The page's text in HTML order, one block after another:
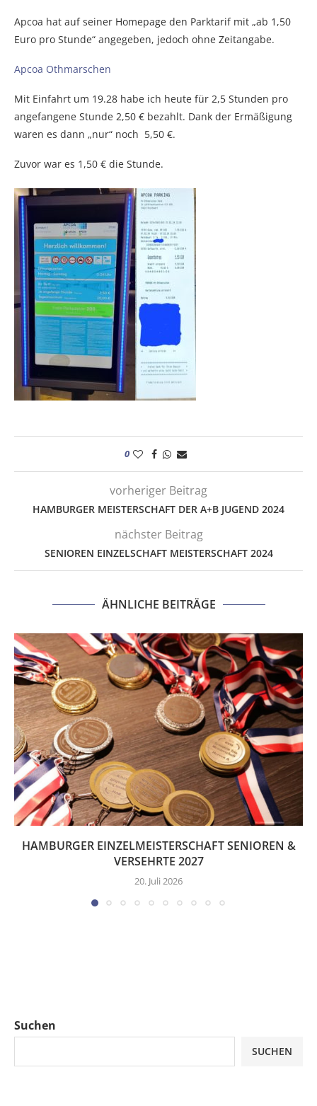
Apcoa hat auf seiner Homepage den Parktarif mit „ab 1,50
Euro pro Stunde“ angegeben, jedoch ohne Zeitangabe.
Apcoa Othmarschen
Mit Einfahrt um 19.28 habe ich heute für 2,5 Stunden pro
angefangene Stunde 2,50 € bezahlt. Dank der Ermäßigung
waren es dann „nur“ noch 5,50 €.
Zuvor war es 1,50 € die Stunde.
0
vorheriger Beitrag
HAMBURGER MEISTERSCHAFT DER A+B JUGEND 2024
nächster Beitrag
SENIOREN EINZELSCHAFT MEISTERSCHAFT 2024
ÄHNLICHE BEITRÄGE
HAMBURGER EINZELMEISTERSCHAFT SENIOREN &
VERSEHRTE 2027
20. Juli 2026
Suchen
SUCHEN